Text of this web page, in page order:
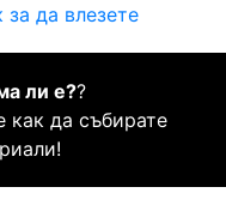
за да влезете
ли е??
как да събирате